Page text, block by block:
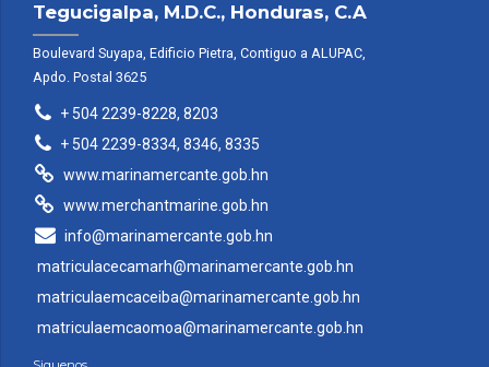
Tegucigalpa, M.D.C., Honduras, C.A
Boulevard Suyapa, Edificio Pietra, Contiguo a ALUPAC,
Apdo. Postal 3625
+ 504 2239-8228, 8203
+ 504 2239-8334, 8346, 8335
www.marinamercante.gob.hn
www.merchantmarine.gob.hn
info@marinamercante.gob.hn
matriculacecamarh@marinamercante.gob.hn
matriculaemcaceiba@marinamercante.gob.hn
matriculaemcaomoa@marinamercante.gob.hn